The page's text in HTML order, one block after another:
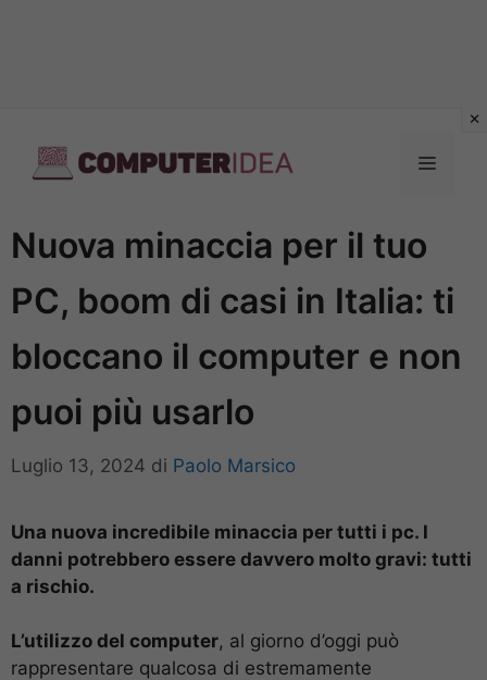
contenuto
Menu
Nuova minaccia per il tuo
PC, boom di casi in Italia: ti
bloccano il computer e non
puoi più usarlo
Luglio 13, 2024 di Paolo Marsico
Una nuova incredibile minaccia per tutti i pc. I
danni potrebbero essere davvero molto gravi: tutti
a rischio.
L’utilizzo del computer, al giorno d’oggi può
rappresentare qualcosa di estremamente